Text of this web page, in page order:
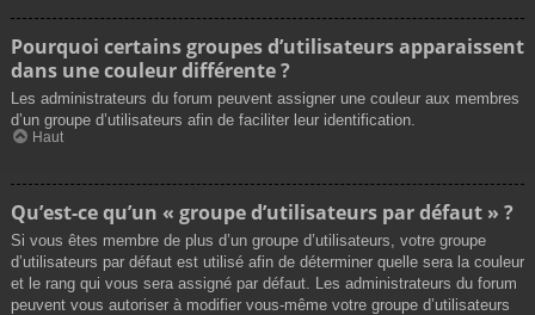
Pourquoi certains groupes d’utilisateurs apparaissent
dans une couleur différente ?
Les administrateurs du forum peuvent assigner une couleur aux membres
d’un groupe d’utilisateurs afin de faciliter leur identification.
Haut
Qu’est-ce qu’un « groupe d’utilisateurs par défaut » ?
Si vous êtes membre de plus d’un groupe d’utilisateurs, votre groupe
d’utilisateurs par défaut est utilisé afin de déterminer quelle sera la couleur
et le rang qui vous sera assigné par défaut. Les administrateurs du forum
peuvent vous autoriser à modifier vous-même votre groupe d’utilisateurs